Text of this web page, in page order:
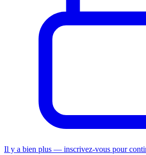
Il y a bien plus — inscrivez-vous pour